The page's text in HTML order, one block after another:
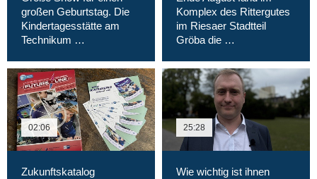
großen Geburtstag. Die
Kindertagesstätte am
Technikum …
Komplex des Rittergutes
im Riesaer Stadtteil
Gröba die …
02:06
Zukunftskatalog
25:28
Wie wichtig ist ihnen